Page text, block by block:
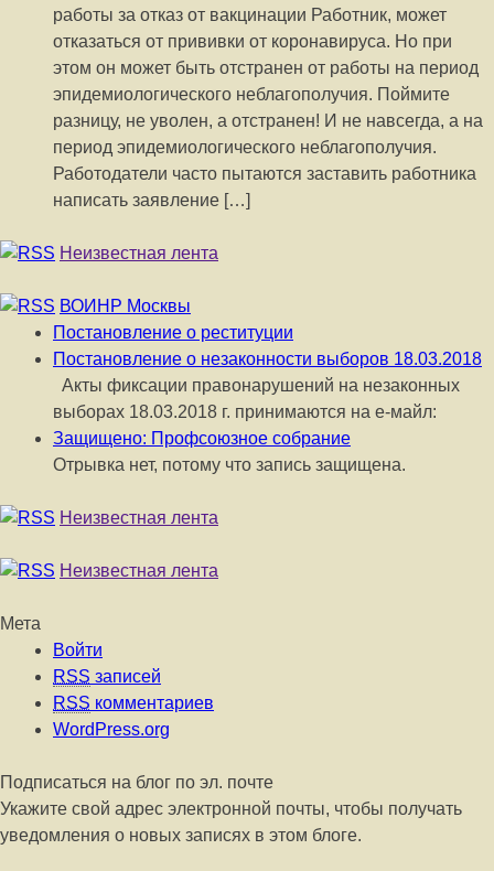
работы за отказ от вакцинации Работник, может
отказаться от прививки от коронавируса. Но при
этом он может быть отстранен от работы на период
эпидемиологического неблагополучия. Поймите
разницу, не уволен, а отстранен! И не навсегда, а на
период эпидемиологического неблагополучия.
Работодатели часто пытаются заставить работника
написать заявление […]
Неизвестная лента
ВОИНР Москвы
Постановление о реституции
Постановление о незаконности выборов 18.03.2018
Акты фиксации правонарушений на незаконных
выборах 18.03.2018 г. принимаются на е-майл:
Защищено: Профсоюзное собрание
Отрывка нет, потому что запись защищена.
Неизвестная лента
Неизвестная лента
Мета
Войти
RSS записей
RSS комментариев
WordPress.org
Подписаться на блог по эл. почте
Укажите свой адрес электронной почты, чтобы получать
уведомления о новых записях в этом блоге.